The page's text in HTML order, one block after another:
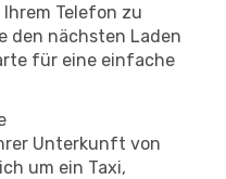
Telefon zu
den nächsten Laden
für eine einfache
Unterkunft von
um ein Taxi,